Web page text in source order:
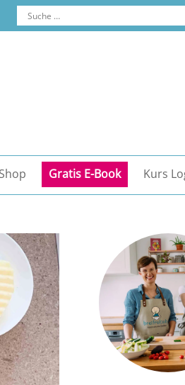
Shop Gratis E-Book Kurs